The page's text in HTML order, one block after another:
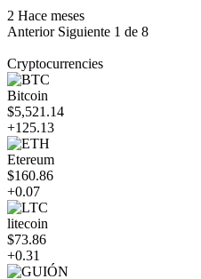
2 Hace meses
Anterior Siguiente 1 de 8
Cryptocurrencies
Bitcoin
$5,521.14
+125.13
Etereum
$160.86
+0.07
litecoin
$73.86
+0.31